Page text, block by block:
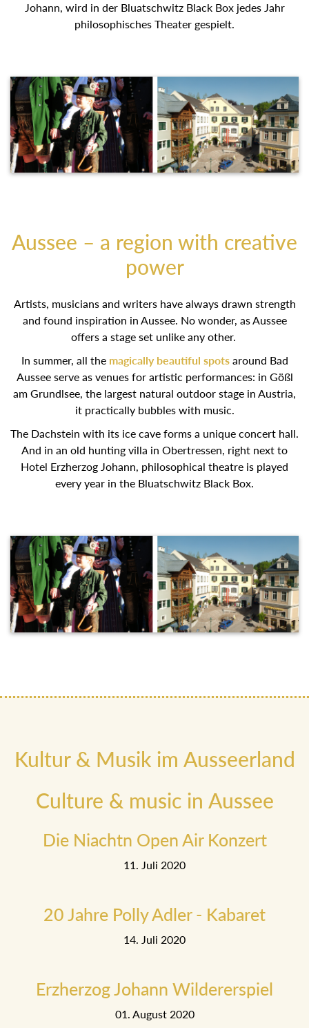
Erzherzog Johann, wird in der Bluatschwitz Black Box
jedes Jahr philosophisches Theater gespielt.
Aussee – a region with creative
power
Artists, musicians and writers have always drawn strength
and found inspiration in Aussee. No wonder, as Aussee
offers a stage set unlike any other.
In summer, all themagically beautiful spotsaround Bad
Aussee serve as venues for artistic performances: in Gößl
am Grundlsee, the largest natural outdoor stage in Austria,
it practically bubbles with music.
The Dachstein with its ice cave forms a unique concert
hall. And in an old hunting villa in Obertressen, right next to
Hotel Erzherzog Johann, philosophical theatre is played
every year in the Bluatschwitz Black Box.
Kultur & Musik im Ausseerland
Culture & music in Aussee
Die Niachtn Open Air Konzert
11. Juli 2020
20 Jahre Polly Adler - Kabaret
14. Juli 2020
Erzherzog Johann Wildererspiel
01. August 2020